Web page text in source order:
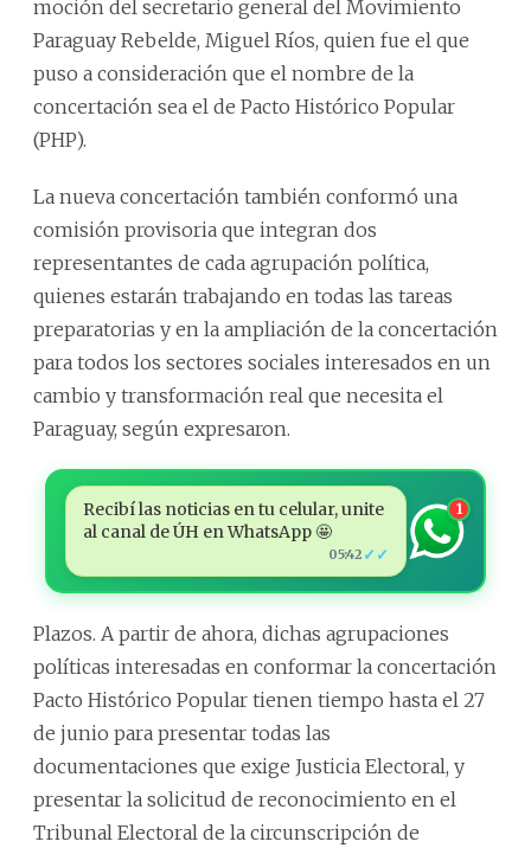
moción del secretario general del Movimiento
Paraguay Rebelde, Miguel Ríos, quien fue el que
puso a consideración que el nombre de la
concertación sea el de Pacto Histórico Popular
(PHP).
La nueva concertación también conformó una
comisión provisoria que integran dos
representantes de cada agrupación política,
quienes estarán trabajando en todas las tareas
preparatorias y en la ampliación de la concertación
para todos los sectores sociales interesados en un
cambio y transformación real que necesita el
Paraguay, según expresaron.
Recibí las noticias en tu celular, unite
al canal de ÚH en WhatsApp 🤩
05:42 ✓✓
1
Plazos. A partir de ahora, dichas agrupaciones
políticas interesadas en conformar la concertación
Pacto Histórico Popular tienen tiempo hasta el 27
de junio para presentar todas las
documentaciones que exige Justicia Electoral, y
presentar la solicitud de reconocimiento en el
Tribunal Electoral de la circunscripción de